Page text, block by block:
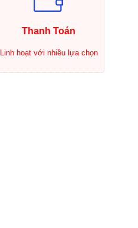
Thanh Toán
Linh hoạt với nhiều lựa chọn